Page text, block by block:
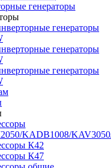
генераторы
генераторы
генераторы
генераторы
KADB1008/
К42
К47